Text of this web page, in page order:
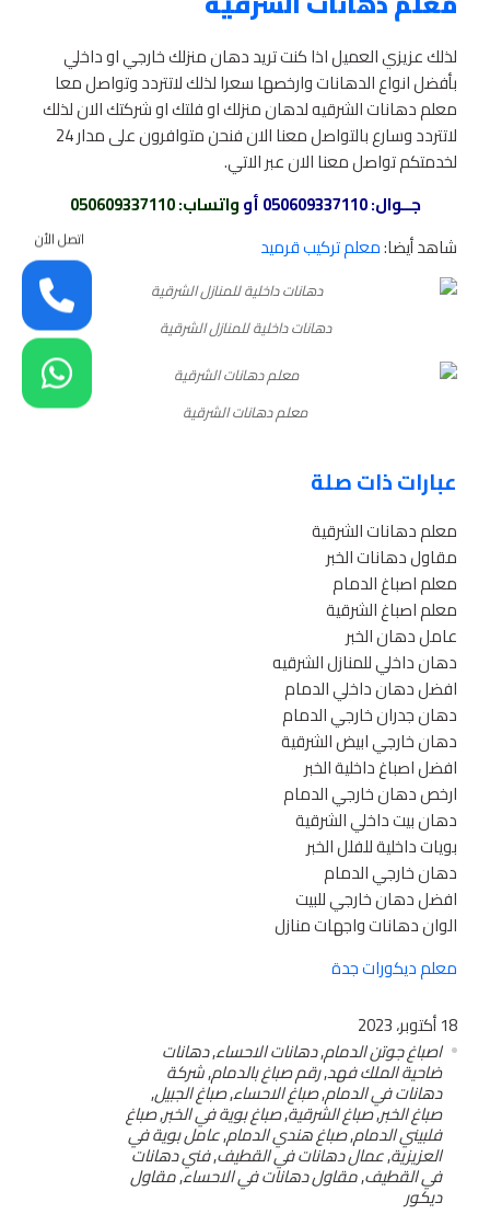
لذلك عزيزي العميل اذا كنت تريد دهان منزلك خارجي او داخلي
بأفضل انواع الدهانات وارخصها سعرا لذلك لاتتردد وتواصل معا
معلم دهانات الشرقيه لدهان منزلك او فلتك او شركتك الان لذلك
لاتتردد وسارع بالتواصل معنا الان فنحن متوافرون على مدار 24
لخدمتكم تواصل معنا الان عبر الاتي.
جــوال:050609337110 أوواتساب: 050609337110
شاهد أيضا:معلم تركيب قرميد
دهانات داخلية للمنازل الشرقية
معلم دهانات الشرقية
عبارات ذات صلة
معلم دهانات الشرقية
مقاول دهانات الخبر
معلم اصباغ الدمام
معلم اصباغ الشرقية
عامل دهان الخبر
دهان داخلي للمنازل الشرقيه
افضل دهان داخلي الدمام
دهان جدران خارجي الدمام
دهان خارجي ابيض الشرقية
افضل اصباغ داخلية الخبر
ارخص دهان خارجي الدمام
دهان بيت داخلي الشرقية
بويات داخلية للفلل الخبر
دهان خارجي الدمام
افضل دهان خارجي للبيت
الوان دهانات واجهات منازل
معلم ديكورات جدة
18 أكتوبر، 2023
اصباغ جوتن الدمام,دهانات الاحساء,دهانات
ضاحية الملك فهد,رقم صباغ بالدمام,شركة
دهانات في الدمام,صباغ الاحساء,صباغ الجبيل,
صباغ الخبر,صباغ الشرقية,صباغ بوية في الخبر,صباغ
فلبيني الدمام,صباغ هندي الدمام,عامل بوية في
العزيزية,عمال دهانات في القطيف,فني دهانات
في القطيف,مقاول دهانات في الاحساء,مقاول
ديكور
اتصل الأن